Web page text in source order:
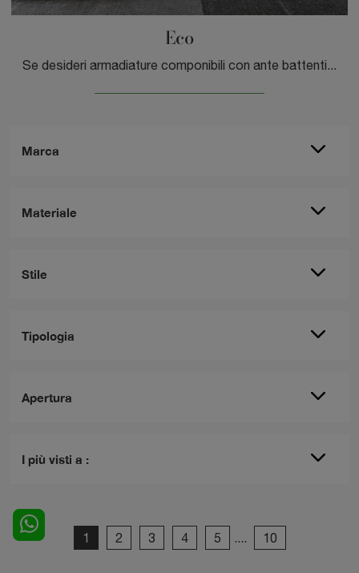
Marca
Materiale
Stile
Tipologia
Apertura
I più visti a :
Eco
Se desideri armadiature componibili con ante battenti, clicca e scopri l'armadio Eco di Sangiacomo in materico.
1 2 3 4 5 .... 10